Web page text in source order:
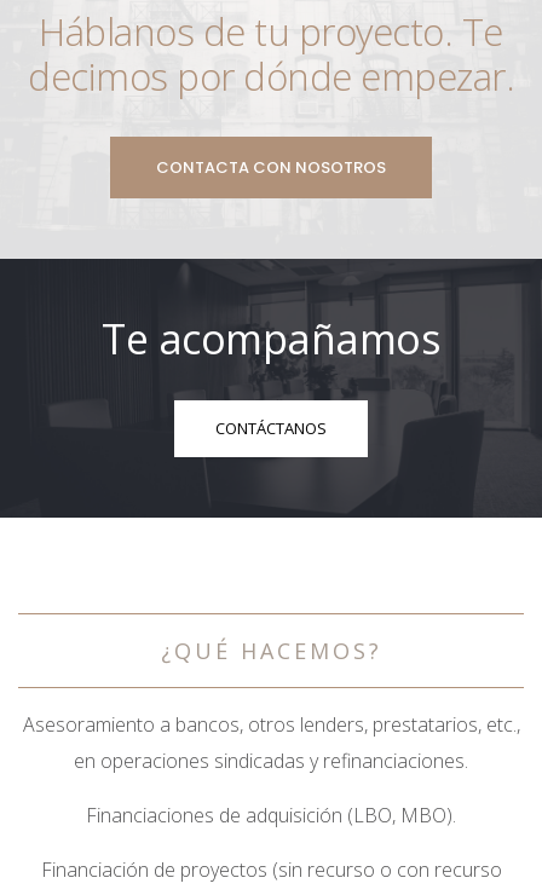
Háblanos de tu proyecto. Te
decimos por dónde empezar.
CONTACTA CON NOSOTROS
Te acompañamos
CONTÁCTANOS
¿QUÉ HACEMOS?
Asesoramiento a bancos, otros lenders, prestatarios, etc.,
en operaciones sindicadas y refinanciaciones.
Financiaciones de adquisición (LBO, MBO).
Financiación de proyectos (sin recurso o con recurso